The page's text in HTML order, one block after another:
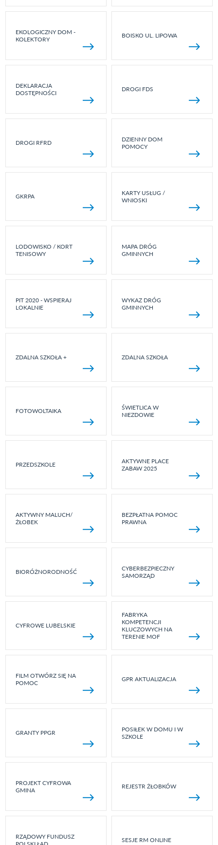
EKOLOGICZNY DOM -
KOLEKTORY
BOISKO UL. LIPOWA
DEKLARACJA
DOSTĘPNOŚCI
DROGI FDS
DROGI RFRD
DZIENNY DOM
POMOCY
GKRPA
KARTY USŁUG /
WNIOSKI
LODOWISKO / KORT
TENISOWY
MAPA DRÓG
GMINNYCH
PIT 2020 - WSPIERAJ
LOKALNIE
WYKAZ DRÓG
GMINNYCH
ZDALNA SZKOŁA + ZDALNA SZKOŁA
FOTOWOLTAIKA
ŚWIETLICA W
NIEZDOWIE
PRZEDSZKOLE
AKTYWNE PLACE
ZABAW 2025
AKTYWNY MALUCH/
ŻŁOBEK
BEZPŁATNA POMOC
PRAWNA
BIORÓŻNORODNOŚĆ
CYBERBEZPIECZNY
SAMORZĄD
CYFROWE LUBELSKIE
FABRYKA
KOMPETENCJI
KLUCZOWYCH NA
TERENIE MOF
FILM OTWÓRZ SIĘ NA
POMOC
GPR AKTUALIZACJA
GRANTY PPGR
POSIŁEK W DOMU I W
SZKOLE
PROJEKT CYFROWA
GMINA
REJESTR ŻŁOBKÓW
RZĄDOWY FUNDUSZ
SESJE RM ONLINE